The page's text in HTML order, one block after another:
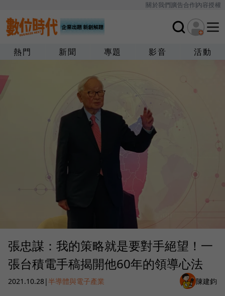
關於我們廣告合作內容授權
熱門 新聞 專題 影音 活動
張忠謀：我的策略就是要對手絕望！一
張台積電手稿揭開他60年的領導心法
2021.10.28|半導體與電子產業 陳建鈞